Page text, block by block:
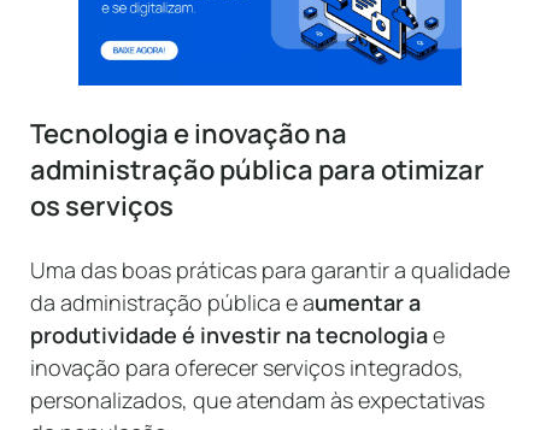
Tecnologia e inovação na
administração pública para otimizar
os serviços
Uma das boas práticas para garantir a qualidade
da administração pública e aumentar a
produtividade é investir na tecnologiae
inovação para oferecer serviços integrados,
personalizados, que atendam às expectativas